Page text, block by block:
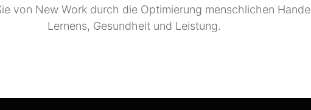
von New Work durch die Optimierung menschlichen
Lernens, Gesundheit und Leistung.